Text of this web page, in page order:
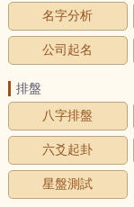
名字分析
公司起名
排盤
八字排盤
六爻起卦
星盤測試